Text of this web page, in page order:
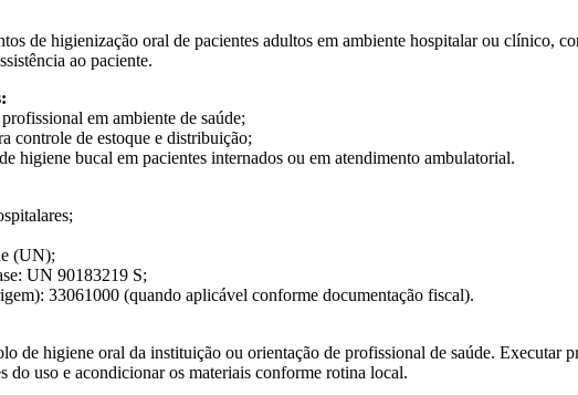
de higienização oral de pacientes adultos em ambiente hospitalar ou clínico,
ao paciente.
em ambiente de saúde;
controle de estoque e distribuição;
higiene bucal em pacientes internados ou em atendimento ambulatorial.
(UN);
UN 90183219 S;
33061000 (quando aplicável conforme documentação fiscal).
de higiene oral da instituição ou orientação de profissional de saúde. Executar
do uso e acondicionar os materiais conforme rotina local.